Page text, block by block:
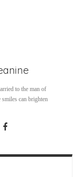
to the man of
can brighten